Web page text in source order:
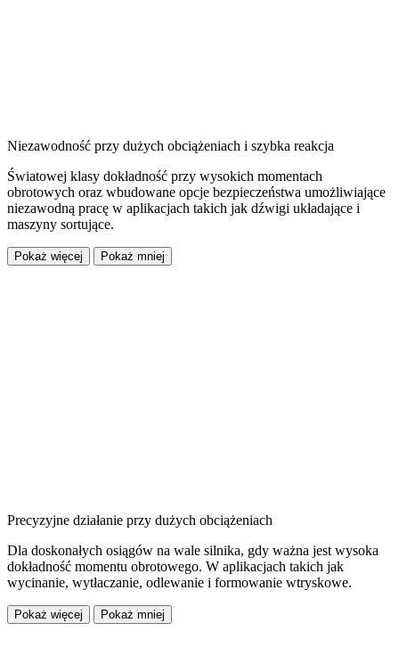
Niezawodność przy dużych obciążeniach i szybka reakcja
Światowej klasy dokładność przy wysokich momentach
obrotowych oraz wbudowane opcje bezpieczeństwa umożliwiające
niezawodną pracę w aplikacjach takich jak dźwigi układające i
maszyny sortujące.
Pokaż więcej Pokaż mniej
Precyzyjne działanie przy dużych obciążeniach
Dla doskonałych osiągów na wale silnika, gdy ważna jest wysoka
dokładność momentu obrotowego. W aplikacjach takich jak
wycinanie, wytłaczanie, odlewanie i formowanie wtryskowe.
Pokaż więcej Pokaż mniej